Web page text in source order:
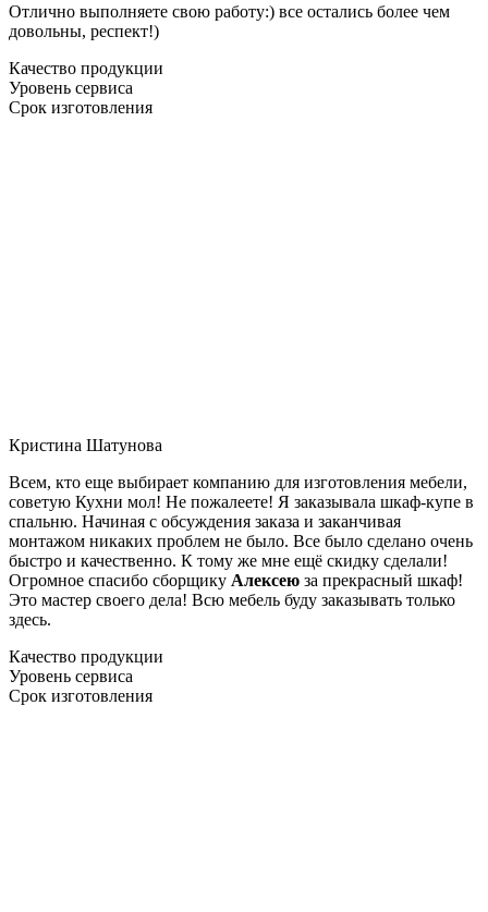
Отлично выполняете свою работу:) все остались более чем
довольны, респект!)
Качество продукции
Уровень сервиса
Срок изготовления
Кристина Шатунова
Всем, кто еще выбирает компанию для изготовления мебели,
советую Кухни мол! Не пожалеете! Я заказывала шкаф-купе в
спальню. Начиная с обсуждения заказа и заканчивая
монтажом никаких проблем не было. Все было сделано очень
быстро и качественно. К тому же мне ещё скидку сделали!
Огромное спасибо сборщику Алексею за прекрасный шкаф!
Это мастер своего дела! Всю мебель буду заказывать только
здесь.
Качество продукции
Уровень сервиса
Срок изготовления